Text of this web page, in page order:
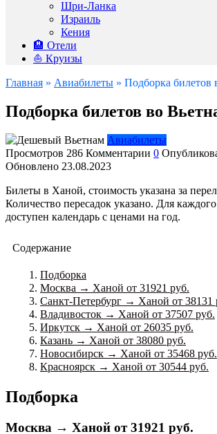
Шри-Ланка
Израиль
Кения
🏨 Отели
⛵️ Круизы
Главная » Авиабилеты » Подборка билетов
Подборка билетов во
Авиабилеты
Просмотров 286 Комментарии 0
Обновлено 23.08.2023
Билеты в Ханой, стоимость указана за
Количество пересадок указано. Для
доступен календарь с ценами на год.
Содержание
Подборка
Москва → Ханой от 31921 руб.
Санкт-Петербург → Ханой от 38131
Владивосток → Ханой от 37507 руб.
Иркутск → Ханой от 26035 руб.
Казань → Ханой от 38080 руб.
Новосибирск → Ханой от 35468 руб.
Красноярск → Ханой от 30544 руб.
Подборка
Москва → Ханой от 31921 руб.